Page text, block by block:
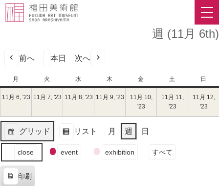
週 (11月 6th)
前へ 本日 次へ
月
曜
日
火
曜
日
水
曜
日
木
曜
日
金
曜
日
土
曜
日
日
曜
日
11月 6, '23 2023
11
6
日
（月）
11月 7, '23 2023
11
7
（火）
11月 8, '23 2023
11
8
（水）
11月 9, '23 2023
11
月
9
（木）
11月 10,
'23
年
月
11月 11,
'23
年
11月 12,
'23
年
グリッド
表
リスト
表
月 週 日
ン
close event exhibition すべて
印刷